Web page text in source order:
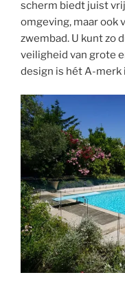
scherm biedt juist
omgeving, maar ook
zwembad. U kunt zo
veiligheid van grote
design is hét A-merk